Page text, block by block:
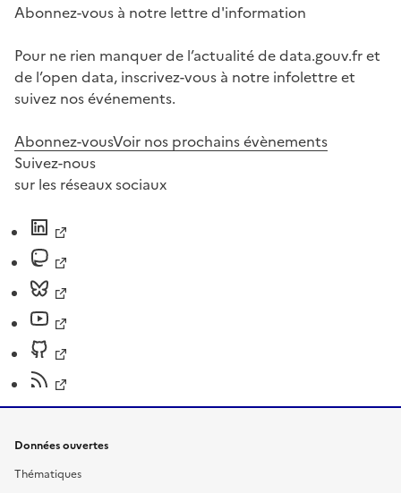
Abonnez-vous à notre lettre d'information
Pour ne rien manquer de l’actualité de data.gouv.fr et
de l’open data, inscrivez-vous à notre infolettre et
suivez nos événements.
Abonnez-vousVoir nos prochains évènements
Suivez-nous
sur les réseaux sociaux
Données ouvertes
Thématiques